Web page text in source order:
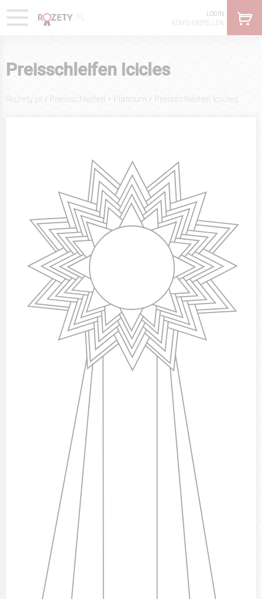
LOGIN
KONTO ERSTELLEN
Preisschleifen Icicles
Rozety.pl › Preisschleifen › Platinum › Preisschleifen Icicles